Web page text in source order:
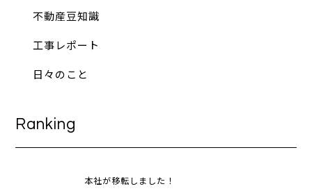
不動産豆知識
工事レポート
日々のこと
Ranking
本社が移転しました！